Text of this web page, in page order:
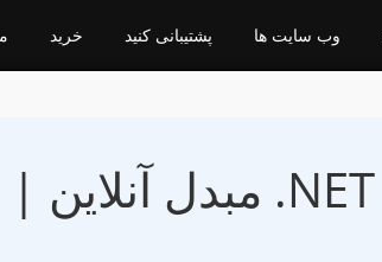
خرید پشتیبانی کنید وب سایت ها